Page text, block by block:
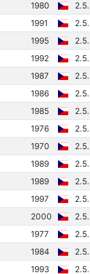
1980
1991
1995
1992
1987
1986
1985
1976
1970
1989
1989
1997
2000
1977
1984
1993